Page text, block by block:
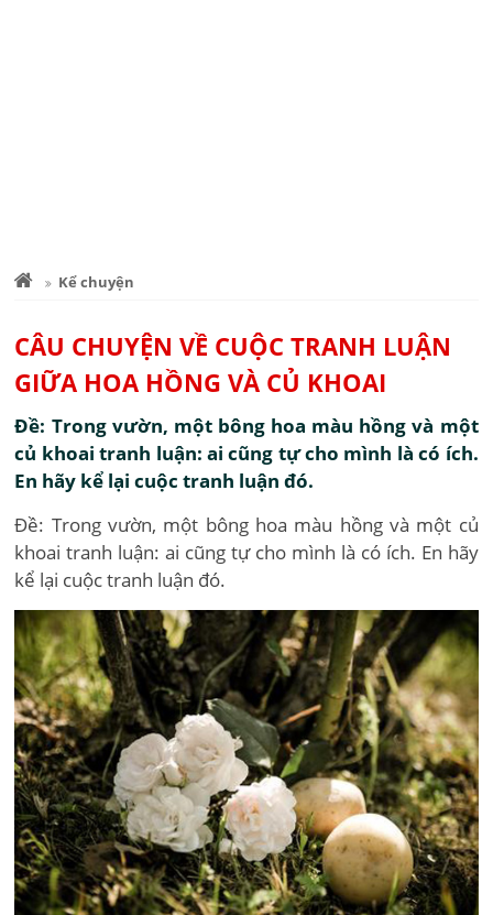
Kể chuyện
CÂU CHUYỆN VỀ CUỘC TRANH LUẬN
GIỮA HOA HỒNG VÀ CỦ KHOAI
Đề: Trong vườn, một bông hoa màu hồng và một
củ khoai tranh luận: ai cũng tự cho mình là có ích.
En hãy kể lại cuộc tranh luận đó.
Đề: Trong vườn, một bông hoa màu hồng và một củ
khoai tranh luận: ai cũng tự cho mình là có ích. En hãy
kể lại cuộc tranh luận đó.